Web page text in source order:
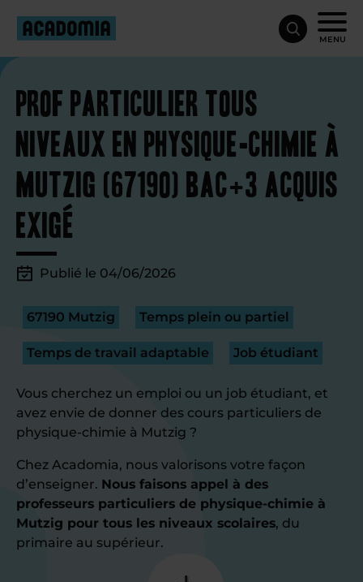
MENU
Prof particulier tous
niveaux en physique-chimie à
Mutzig (67190) Bac+3 acquis
exigé
Publié le 04/06/2026
67190 Mutzig Temps plein ou partiel
Temps de travail adaptable Job étudiant
Vous cherchez un emploi ou un job étudiant, et
avez envie de donner des cours particuliers de
physique-chimie à Mutzig ?
Chez Acadomia, nous valorisons votre façon
d’enseigner. Nous faisons appel à des
professeurs particuliers de physique-chimie à
Mutzig pour tous les niveaux scolaires, du
primaire au supérieur.